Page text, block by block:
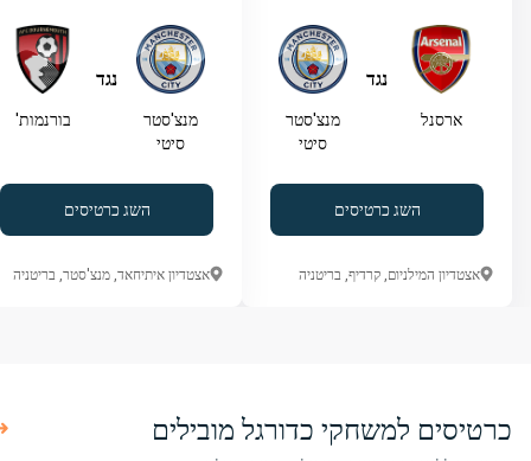
נגד
ארסנל
מנצ'סטר
סיטי
השג כרטיסים
אצטדיון המילניום, קרדיף, בריטניה
נגד
מנצ'סטר
סיטי
בורנמות'
השג כרטיסים
אצטדיון איתיחאד, מנצ'סטר, בריטניה
כרטיסים למשחקי כדורגל מובילים